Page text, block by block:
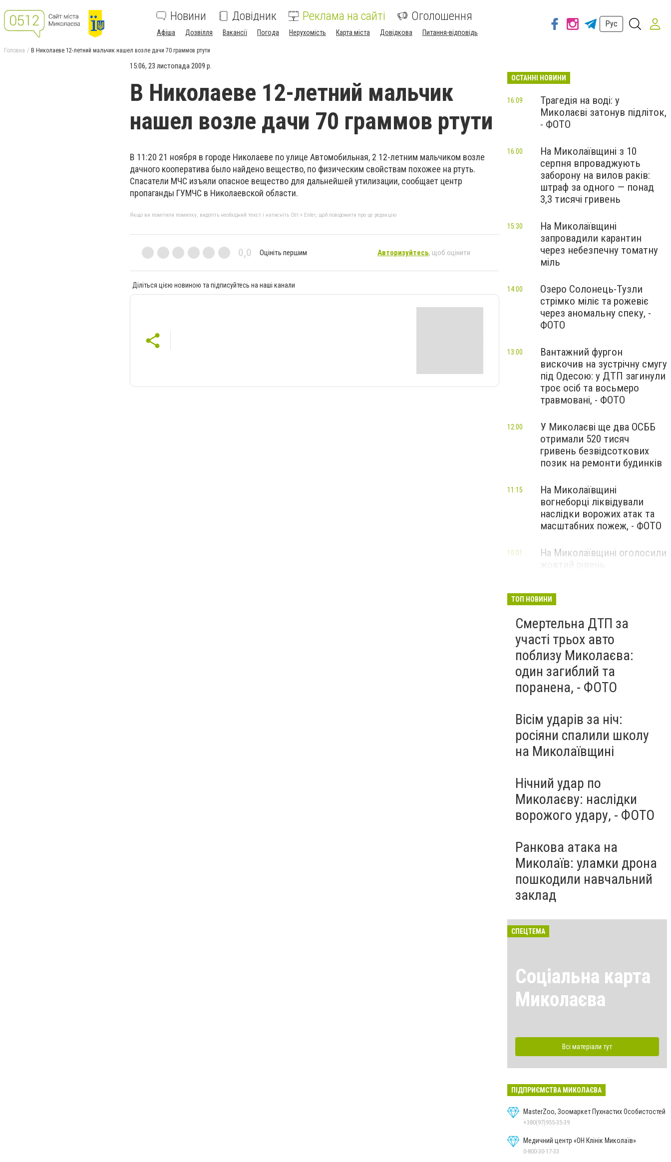
Новини Довідник Реклама на сайті Оголошення
Афіша Дозвілля Вакансії Погода Нерухомість Карта міста Довідкова Питання-відповідь
Рус
Головна В Николаеве 12-летний мальчик нашел возле дачи 70 граммов ртути
15:06, 23 листопада 2009 р.
В Николаеве 12-летний мальчик
нашел возле дачи 70 граммов ртути
В 11:20 21 ноября в городе Николаеве по улице Автомобильная, 2 12-летним мальчиком возле
дачного кооператива было найдено вещество, по физическим свойствам похожее на ртуть.
Спасатели МЧС изъяли опасное вещество для дальнейшей утилизации, сообщает центр
пропаганды ГУМЧС в Николаевской области.
Якщо ви помітили помилку, виділіть необхідний текст і натисніть Ctrl + Enter, щоб повідомити про це редакцію
0,0 Оцініть першим Авторизуйтесь, щоб оцінити
Діліться цією новиною та підписуйтесь на наші канали
ОСТАННІ НОВИНИ
Трагедія на воді: у
Миколаєві затонув підліток,
- ФОТО
16:09
На Миколаївщині з 10
серпня впроваджують
заборону на вилов раків:
штраф за одного — понад
3,3 тисячі гривень
16:00
На Миколаївщині
запровадили карантин
через небезпечну томатну
міль
15:30
Озеро Солонець-Тузли
стрімко міліє та рожевіє
через аномальну спеку, -
ФОТО
14:00
Вантажний фургон
вискочив на зустрічну смугу
під Одесою: у ДТП загинули
троє осіб та восьмеро
травмовані, - ФОТО
13:00
У Миколаєві ще два ОСББ
отримали 520 тисяч
гривень безвідсоткових
позик на ремонти будинків
12:00
На Миколаївщині
вогнеборці ліквідували
наслідки ворожих атак та
масштабних пожеж, - ФОТО
11:15
На Миколаївщині оголосили
жовтий рівень
10:01
ТОП НОВИНИ
Смертельна ДТП за
участі трьох авто
поблизу Миколаєва:
один загиблий та
поранена, - ФОТО
Вісім ударів за ніч:
росіяни спалили школу
на Миколаївщині
Нічний удар по
Миколаєву: наслідки
ворожого удару, - ФОТО
Ранкова атака на
Миколаїв: уламки дрона
пошкодили навчальний
заклад
СПЕЦТЕМА
Соціальна карта
Миколаєва
Всі матеріали тут
ПІДПРИЄМСТВА МИКОЛАЄВА
MasterZoo, Зоомаркет Пухнастих Особистостей
+380(97)955-35-39
Медичний центр «ОН Клінік Миколаїв»
0-800-30-17-33